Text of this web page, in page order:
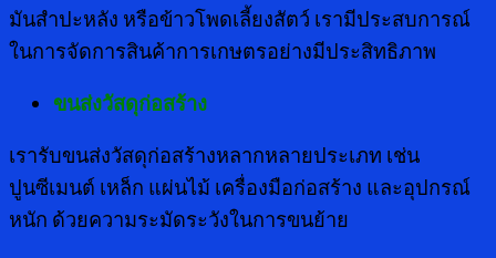
มันสำปะหลัง หรือข้าวโพดเลี้ยงสัตว์ เรามีประสบการณ์
ในการจัดการสินค้าการเกษตรอย่างมีประสิทธิภาพ
ขนส่งวัสดุก่อสร้าง
เรารับขนส่งวัสดุก่อสร้างหลากหลายประเภท เช่น
ปูนซีเมนต์ เหล็ก แผ่นไม้ เครื่องมือก่อสร้าง และอุปกรณ์
หนัก ด้วยความระมัดระวังในการขนย้าย